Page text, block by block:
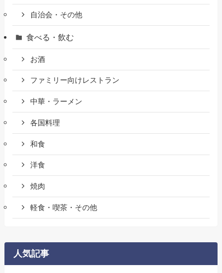
自治会・その他
食べる・飲む
お酒
ファミリー向けレストラン
中華・ラーメン
各国料理
和食
洋食
焼肉
軽食・喫茶・その他
人気記事